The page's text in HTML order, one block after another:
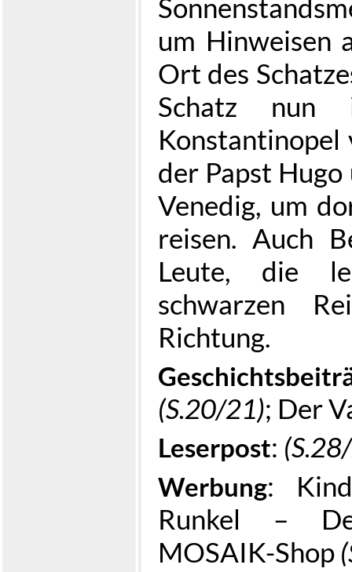
um Hinweisen
Ort des
Schatz nun
der Papst
Venedig, um
reisen. Auch
Leute, die
schwarzen
Richtung.
(S.20/21); Der
Leserpost:
Werbung:
Runkel –
MOSAIK-Shop